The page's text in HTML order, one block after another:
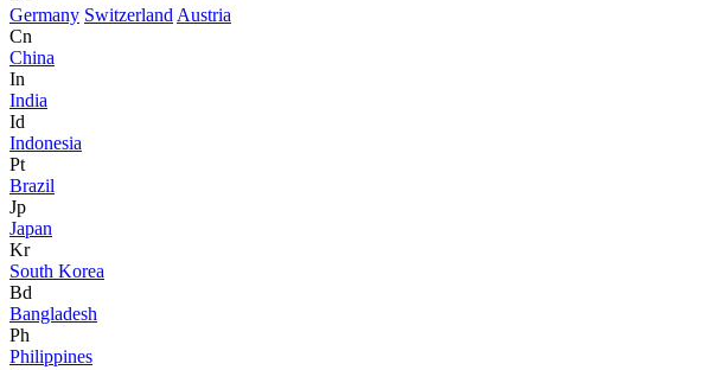
Germany Switzerland Austria
Cn
China
In
India
Id
Indonesia
Pt
Brazil
Jp
Japan
Kr
South Korea
Bd
Bangladesh
Ph
Philippines